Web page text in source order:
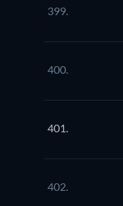
399.
400.
401.
402.